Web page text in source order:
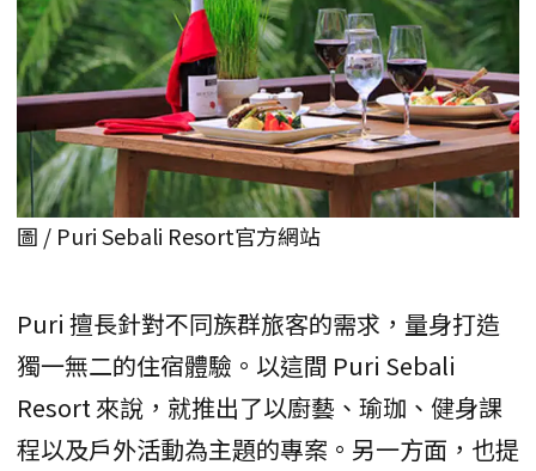
圖 / Puri Sebali Resort官方網站
Puri 擅長針對不同族群旅客的需求，量身打造
獨一無二的住宿體驗。以這間 Puri Sebali
Resort 來說，就推出了以廚藝、瑜珈、健身課
程以及戶外活動為主題的專案。另一方面，也提